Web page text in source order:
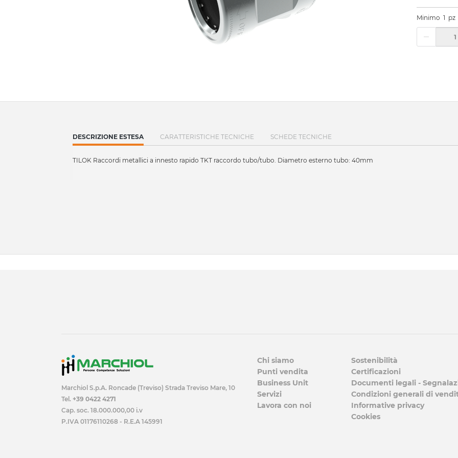
Minimo 1 pz
CURRENT
TAB:
DESCRIZIONE ESTESA CARATTERISTICHE TECNICHE SCHEDE TECNICHE
TILOK Raccordi metallici a innesto rapido TKT raccordo tubo/tubo. Diametro esterno tubo: 40mm
Marchiol S.p.A. Roncade (Treviso) Strada Treviso Mare, 10
Tel. +39 0422 4271
Cap. soc. 18.000.000,00 i.v
P.IVA 01176110268 - R.E.A 145991
Chi siamo
Punti vendita
Business Unit
Servizi
Lavora con noi
Sostenibilità
Certificazioni
Documenti legali -
Condizioni generali di
Informative privacy
Cookies